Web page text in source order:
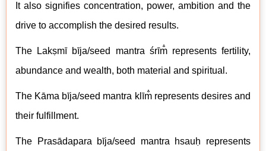
It also signifies concentration, power, ambition and the
drive to accomplish the desired results.
The Lakṣmī bīja/seed mantra śrīm̐ represents fertility,
abundance and wealth, both material and spiritual.
The Kāma bīja/seed mantra klīm̐ represents desires and
their fulfillment.
The Prasādapara bīja/seed mantra hsauḥ represents